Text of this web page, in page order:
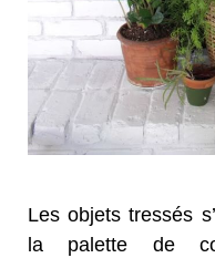
Les objets tressés
la palette de